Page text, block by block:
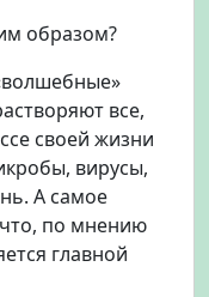
образом?
все,
своей жизни
вирусы,
А самое
по мнению
главной